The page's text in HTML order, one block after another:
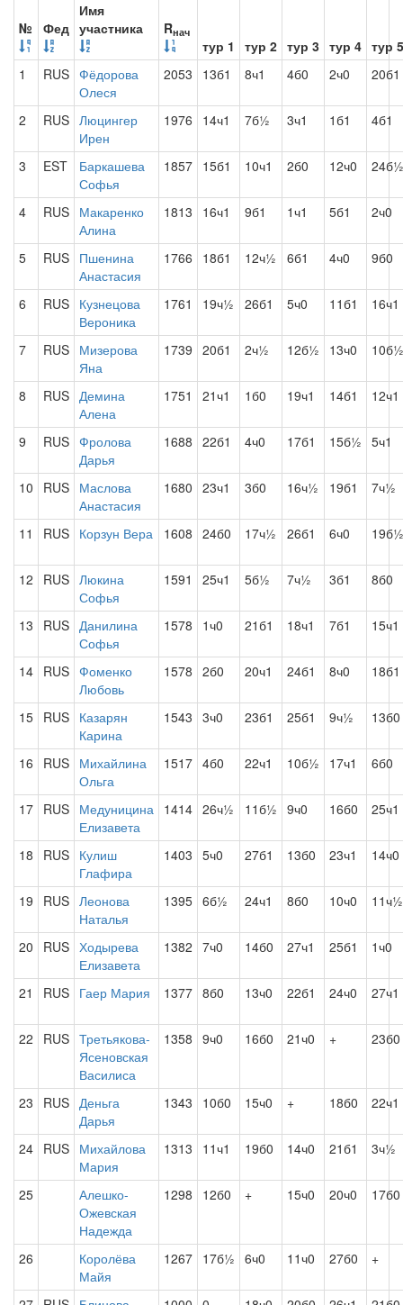
№ Фед
Имя
участника
Rнач
тур 1 тур 2 тур 3 тур 4 тур 5
1
RUS Фёдорова
Олеся
2053 13б1 8ч1 4б0 2ч0 20б1
2 RUS Люцингер
Ирен
1976 14ч1 7б½ 3ч1 1б1 4б1
3 EST
Баркашева
Софья
1857 15б1 10ч1 2б0 12ч0 24б½
4 RUS Макаренко
Алина
1813 16ч1 9б1 1ч1 5б1 2ч0
5 RUS Пшенина
Анастасия
1766 18б1 12ч½ 6б1 4ч0 9б0
6 RUS Кузнецова
Вероника
1761 19ч½ 26б1 5ч0 11б1 16ч1
7 RUS Мизерова
Яна
1739 20б1 2ч½ 12б½ 13ч0 10б½
8 RUS Демина
Алена
1751 21ч1 1б0 19ч1 14б1 12ч1
9 RUS Фролова
Дарья
1688 22б1 4ч0 17б1 15б½ 5ч1
10 RUS Маслова
Анастасия
1680 23ч1 3б0 16ч½ 19б1 7ч½
11 RUS Корзун Вера 1608 24б0 17ч½ 26б1 6ч0 19б½
12 RUS Люкина
Софья
1591 25ч1 5б½ 7ч½ 3б1 8б0
13 RUS Данилина
Софья
1578 1ч0 21б1 18ч1 7б1 15ч1
14 RUS Фоменко
Любовь
1578 2б0 20ч1 24б1 8ч0 18б1
15 RUS Казарян
Карина
1543 3ч0 23б1 25б1 9ч½ 13б0
16 RUS Михайлина
Ольга
1517 4б0 22ч1 10б½ 17ч1 6б0
17 RUS Медуницина
Елизавета
1414 26ч½ 11б½ 9ч0 16б0 25ч1
18 RUS Кулиш
Глафира
1403 5ч0 27б1 13б0 23ч1 14ч0
19 RUS Леонова
Наталья
1395 6б½ 24ч1 8б0 10ч0 11ч½
20 RUS Ходырева
Елизавета
1382 7ч0 14б0 27ч1 25б1 1ч0
21 RUS Гаер Мария 1377 8б0 13ч0 22б1 24ч0 27ч1
22 RUS Третьякова-
Ясеновская
Василиса
1358 9ч0 16б0 21ч0 + 23б0
23 RUS Деньга
Дарья
1343 10б0 15ч0 + 18б0 22ч1
24 RUS Михайлова
Мария
1313 11ч1 19б0 14ч0 21б1 3ч½
25
Алешко-
Ожевская
Надежда
1298 12б0 + 15ч0 20ч0 17б0
26
Королёва
Майя
1267 17б½ 6ч0 11ч0 27б0 +